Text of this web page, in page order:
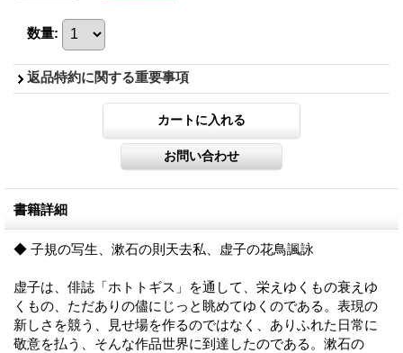
数量:
返品特約に関する重要事項
書籍詳細
◆ 子規の写生、漱石の則天去私、虚子の花鳥諷詠
虚子は、俳誌「ホトトギス」を通して、栄えゆくもの衰えゆ
くもの、ただありの儘にじっと眺めてゆくのである。表現の
新しさを競う、見せ場を作るのではなく、ありふれた日常に
敬意を払う、そんな作品世界に到達したのである。漱石の